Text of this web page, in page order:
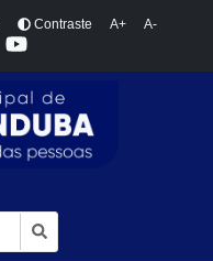
Contraste A+
A-